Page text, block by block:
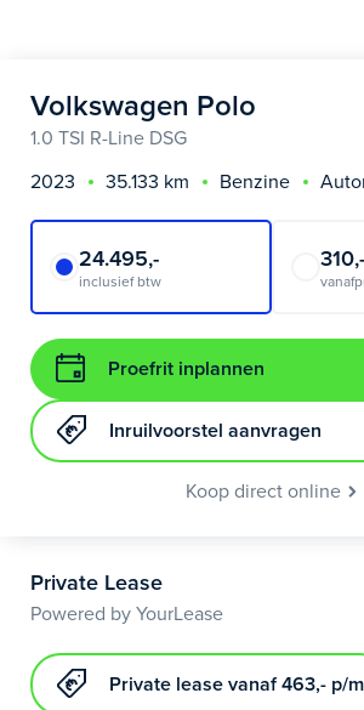
Volkswagen Polo
1.0 TSI R-Line DSG
2023
35.133 km Benzine
24.495,-
inclusief btw
310,-
Proefrit inplannen
Inruilvoorstel aanvragen
Koop direct online
Private Lease
Powered by YourLease
Private lease vanaf 463,- p/m